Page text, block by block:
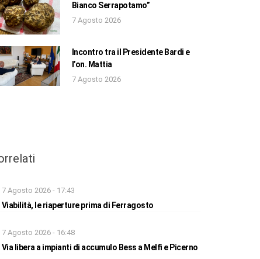
Bianco Serrapotamo”
7 Agosto 2026
Incontro tra il Presidente Bardi e
l’on. Mattia
7 Agosto 2026
7 Agosto 2026 - 17:43
Viabilità, le riaperture prima di Ferragosto
7 Agosto 2026 - 16:48
Via libera a impianti di accumulo Bess a Melfi e Picerno